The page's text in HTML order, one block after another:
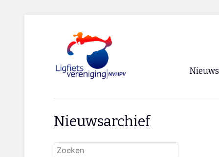
Nieuws
Nieuwsarchief